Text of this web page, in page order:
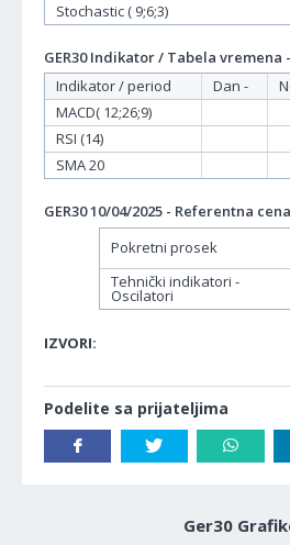
Stochastic ( 9;6;3)
GER30 Indikator / Tabela vremena
Indikator / period
Dan -
MACD( 12;26;9)
RSI (14)
SMA 20
GER30 10/04/2025 - Referentna
Pokretni prosek
Tehnički indikatori -
Oscilatori
IZVORI:
Podelite sa prijateljima
Ger30